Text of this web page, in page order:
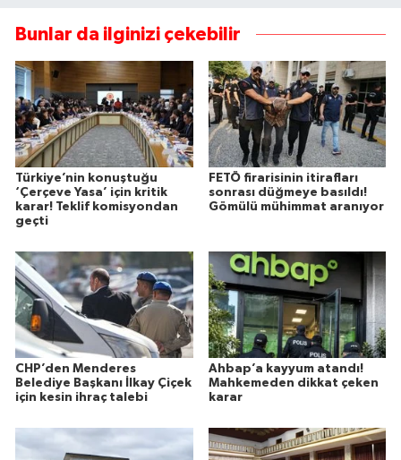
Bunlar da ilginizi çekebilir
Türkiye’nin konuştuğu
‘Çerçeve Yasa’ için kritik
karar! Teklif komisyondan
geçti
FETÖ firarisinin itirafları
sonrası düğmeye basıldı!
Gömülü mühimmat aranıyor
CHP’den Menderes
Belediye Başkanı İlkay Çiçek
için kesin ihraç talebi
Ahbap’a kayyum atandı!
Mahkemeden dikkat çeken
karar